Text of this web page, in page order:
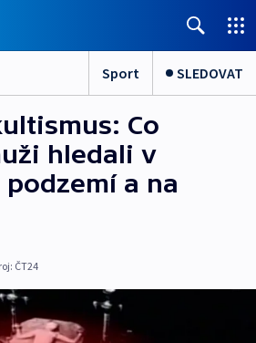
Sport SLEDOVAT
Co
hledali v
a na
ČT24